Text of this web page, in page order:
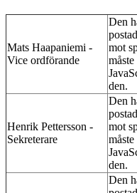
Mats Haapaniemi -
Vice ordförande
Den
mot
den.
Henrik Pettersson -
Sekreterare
Den
mot
den.
Den